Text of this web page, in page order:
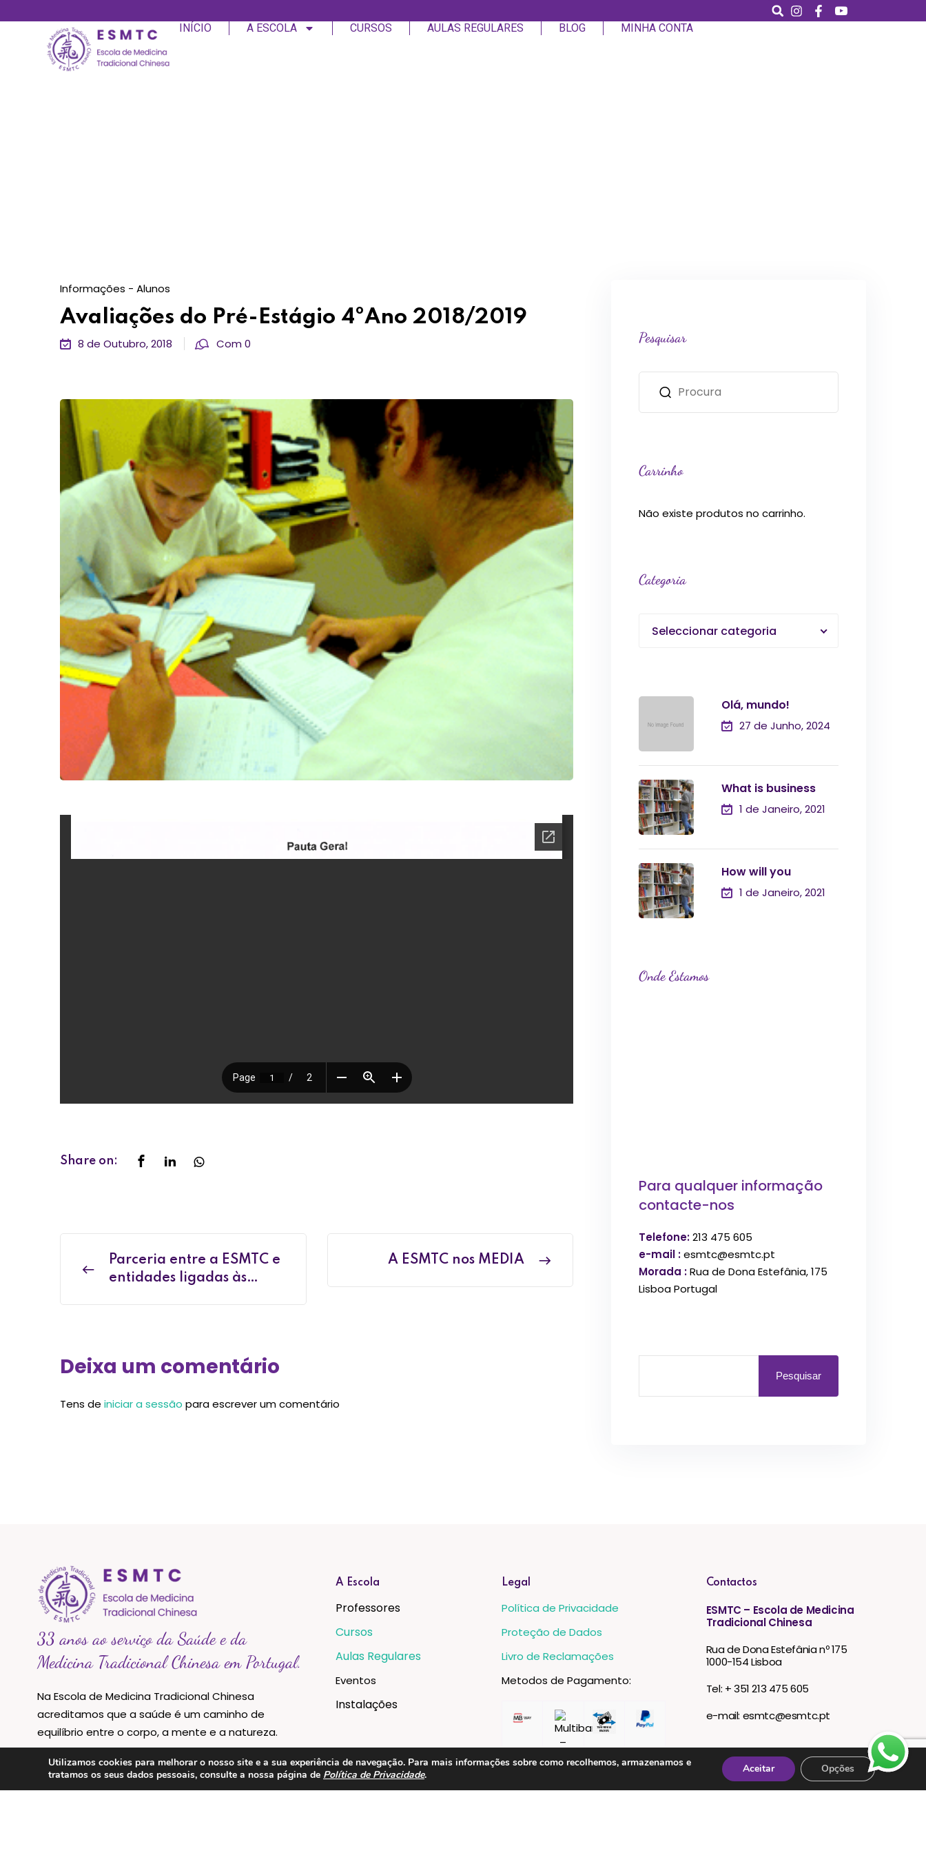
INÍCIO A ESCOLA CURSOS AULAS REGULARES BLOG MINHA CONTA
Informações - Alunos
Avaliações do Pré-Estágio 4ºAno 2018/2019
8 de Outubro, 2018 Com 0
Share on:
Parceria entre a ESMTC e
entidades ligadas às
A ESMTC nos MEDIA
Deixa um comentário
Tens de iniciar a sessão para escrever um comentário
Pesquisar
Carrinho
Não existe produtos no carrinho.
Categoria
Seleccionar categoria
Olá, mundo!
27 de Junho, 2024
What is business
1 de Janeiro, 2021
How will you
1 de Janeiro, 2021
Onde Estamos
Para qualquer informação
contacte-nos
Telefone:213 475 605
e-mail :esmtc@esmtc.pt
Morada :Rua de Dona Estefânia, 175
Lisboa Portugal
Pesquisar
33 anos ao serviço da Saúde e da
Medicina Tradicional Chinesa em Portugal.
Na Escola de Medicina Tradicional Chinesa
acreditamos que a saúde é um caminho de
equilíbrio entre o corpo, a mente e a natureza.
A Escola
Professores
Cursos
Aulas Regulares
Eventos
Instalações
Legal
Política de Privacidade
Proteção de Dados
Livro de Reclamações
Metodos de Pagamento:
Contactos
ESMTC – Escola de Medicina
Tradicional Chinesa
Rua de Dona Estefânia nº 175
1000-154 Lisboa
Tel: + 351 213 475 605
e-mail: esmtc@esmtc.pt
Utilizamos cookies para melhorar o nosso site e a sua experiência de navegação. Para mais informações sobre como recolhemos, armazenamos e
tratamos os seus dados pessoais, consulte a nossa página de Política de Privacidade. Aceitar Opções